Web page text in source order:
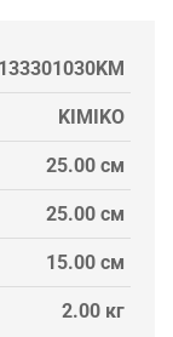
KIMIKO
25.00 см
25.00 см
15.00 см
2.00 кг